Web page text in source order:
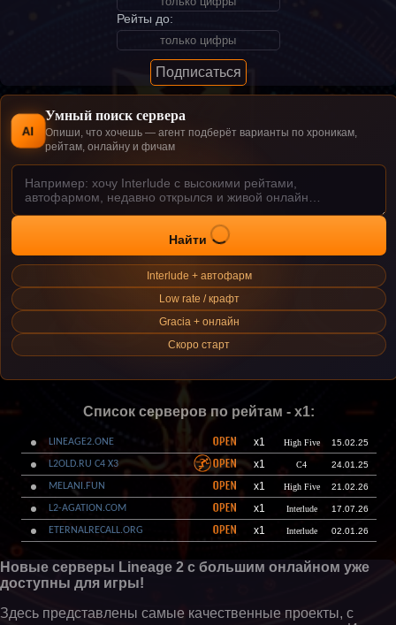
Рейты до:
Подписаться
AI
Умный поиск сервера
Опиши, что хочешь — агент подберёт варианты по хроникам,
рейтам, онлайну и фичам
Найти
Interlude + автофарм
Low rate / крафт
Gracia + онлайн
Скоро старт
Список серверов по рейтам - x1:
LINEAGE2.ONE x1 High Five 15.02.25
L2OLD.RU C4 X3 x1 C4 24.01.25
MELANI.FUN x1 High Five 21.02.26
L2-AGATION.COM x1 Interlude 17.07.26
ETERNALRECALL.ORG x1 Interlude 02.01.26
Новые серверы Lineage 2 с большим онлайном уже
доступны для игры!
Здесь представлены самые качественные проекты, с